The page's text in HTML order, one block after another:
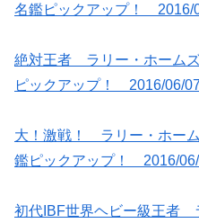
名鑑ピックアップ！ 2016/
絶対王者 ラリー・ホーム
ピックアップ！ 2016/06/07
大！激戦！ ラリー・ホー
鑑ピックアップ！ 2016/
初代IBF世界ヘビー級王